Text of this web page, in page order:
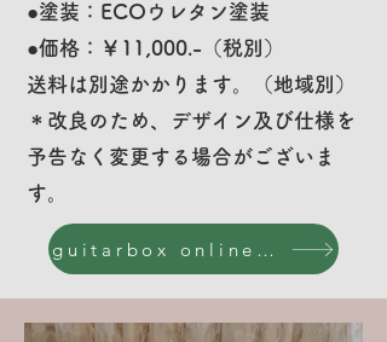
●塗装：ECOウレタン塗装
●価格：￥11,000.-（税別）
送料は別途かかります。（地域別）
​＊改良のため、デザイン及び仕様を
予告なく変更する場合がございま
す。
guitarbox online shop